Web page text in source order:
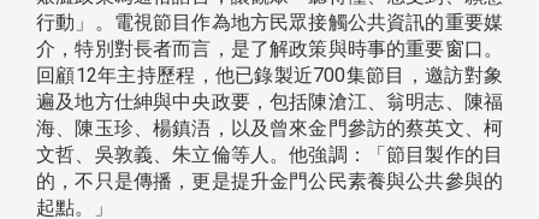
行動」。電視節目作為地方民眾接觸公共資訊的重要媒
介，特別對長者而言，是了解政策與時事的重要窗口。
回顧12年主持歷程，他已錄製近700集節目，邀訪對象
遍及地方仕紳與中央政要，包括陳滄江、翁明志、陳福
海、陳玉珍、楊鎮浯，以及曾來金門參訪的蔡英文、柯
文哲、吳敦義、朱立倫等人。他強調：「節目製作的目
的，不只是傳播，更是提升金門公民素養與公共參與的
起點。」